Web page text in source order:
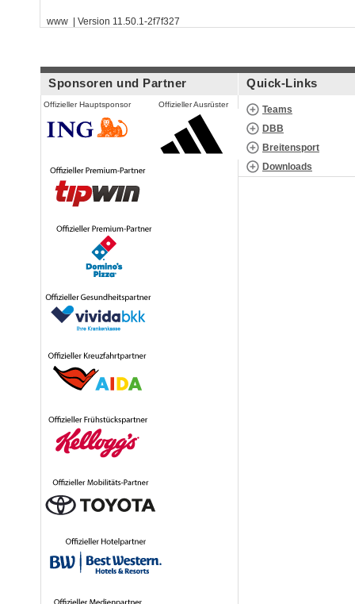
www | Version 11.50.1-2f7f327
Sponsoren und Partner
Offizieller Hauptsponsor Offizieller Ausrüster
Quick-Links
Teams
DBB
Breitensport
Downloads